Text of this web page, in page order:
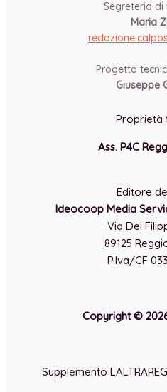
Segreteria di
Maria
Progetto
Giuseppe
Proprietà
Ass. P4C
Editore
Ideocoop Media
Via Dei
89125
P.Iva/CF
Copyright ©
Supplemento